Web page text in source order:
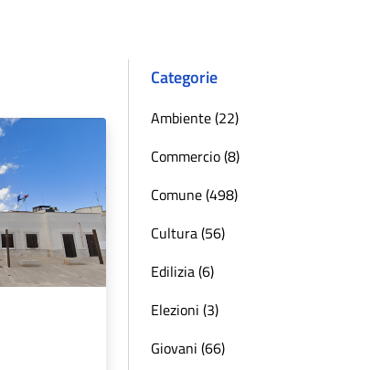
Categorie
Ambiente (22)
Commercio (8)
Comune (498)
Cultura (56)
Edilizia (6)
Elezioni (3)
Giovani (66)